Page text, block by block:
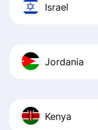
Israel
Jordania
Kenya